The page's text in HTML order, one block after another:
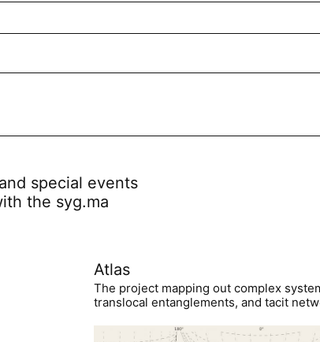
special events
the syg.ma
Atlas
The project mapping out complex
translocal entanglements, and tacit